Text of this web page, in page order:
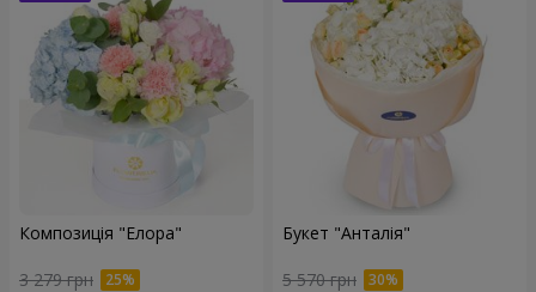
Композиція "Елора"
3 279 грн
Букет "Анталія"
5 570 грн